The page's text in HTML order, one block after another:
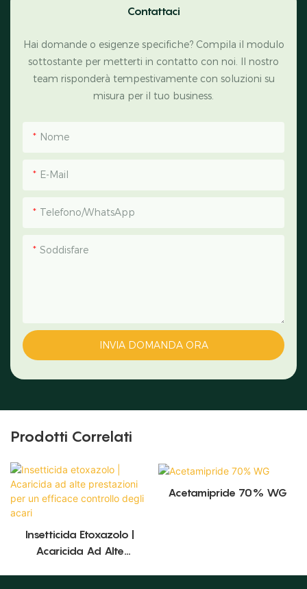
Contattaci
Hai domande o esigenze specifiche? Compila il modulo
sottostante per metterti in contatto con noi. Il nostro
team risponderà tempestivamente con soluzioni su
misura per il tuo business.
Nome
E-Mail
Telefono/WhatsApp
Soddisfare
INVIA DOMANDA ORA
Prodotti Correlati
Insetticida Etoxazolo |
Acaricida Ad Alte
Acetamipride 70% WG